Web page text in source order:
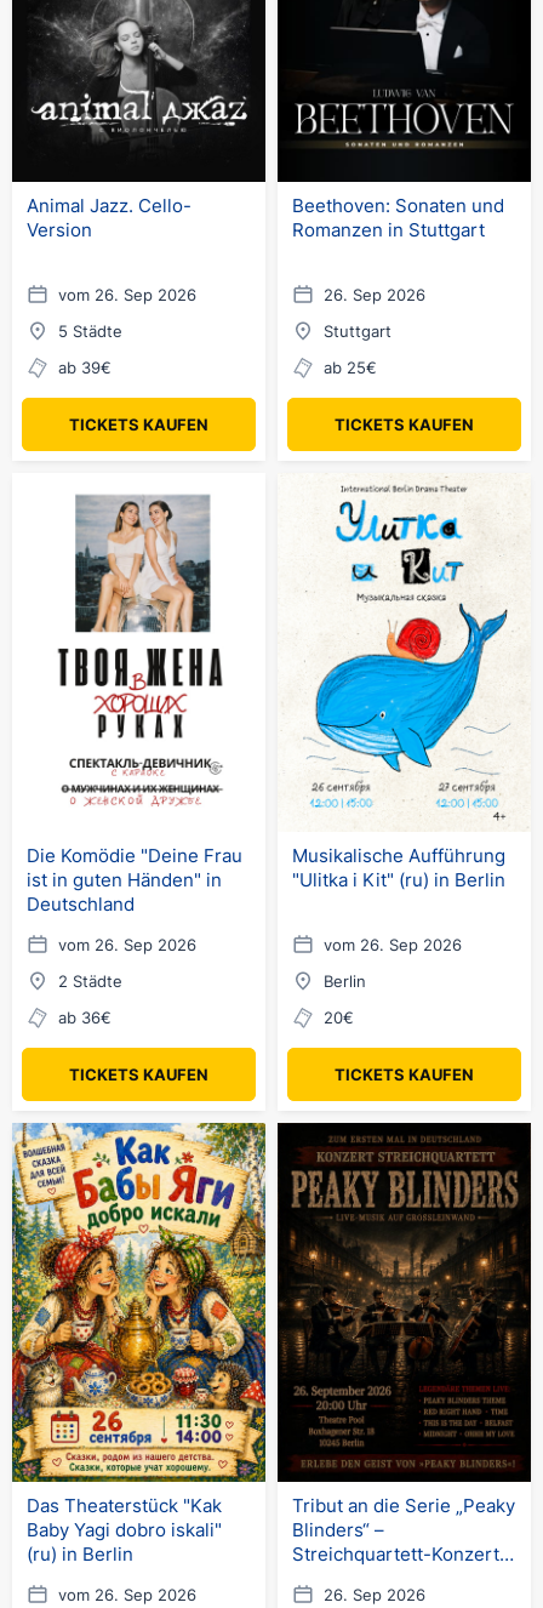
Animal Jazz. Cello-
Version
vom 26. Sep 2026
5 Städte
ab 39€
TICKETS KAUFEN
Beethoven: Sonaten und
Romanzen in Stuttgart
26. Sep 2026
Stuttgart
ab 25€
TICKETS KAUFEN
Die Komödie "Deine Frau
ist in guten Händen" in
Deutschland
vom 26. Sep 2026
2 Städte
ab 36€
TICKETS KAUFEN
Musikalische Aufführung
"Ulitka i Kit" (ru) in Berlin
vom 26. Sep 2026
Berlin
20€
TICKETS KAUFEN
Das Theaterstück "Kak
Baby Yagi dobro iskali"
(ru) in Berlin
vom 26. Sep 2026
Tribut an die Serie „Peaky
Blinders“ –
Streichquartett-Konzert
26. Sep 2026